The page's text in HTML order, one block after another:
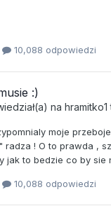
10,088 odpowiedzi
:)
na hramitko1
moje
! O to prawda ,
jak to bedzie co by sie
10,088 odpowiedzi